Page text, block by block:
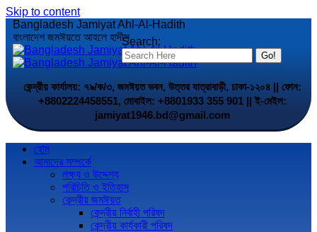
Skip to content
Search:
Bangladesh Jamiyat Ahl-Al-Hadith
বাংলাদেশ জমঈয়তে আহলে হাদীস
কেন্দ্রীয় কার্যালয়: ৭৯/ক/৩, জমঈয়ত ভবন, উত্তর যাত্রাবাড়ী, ঢাকা-১২০৪ || ফোন:
+8802224458551, মোবাইল: +8801933 355 901 || ই-মেইল:
jamiyat1946.bd@gmail.com
হোম
আমাদের সম্পর্কে
লক্ষ্য ও উদ্দেশ্য
পরিচিতি ও ইতিহাস
কেন্দ্রীয় জমঈয়ত
কেন্দ্রীয় নির্বাহী পরিষদ
কেন্দ্রীয় কার্যকারী পরিষদ